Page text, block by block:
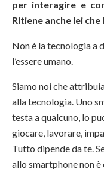
per interagire e
Ritiene anche lei
Non è la tecnologia a
l’essere umano.
Siamo noi che
alla tecnologia. Uno
testa a qualcuno, lo
giocare, lavorare,
Tutto dipende da te.
allo smartphone non